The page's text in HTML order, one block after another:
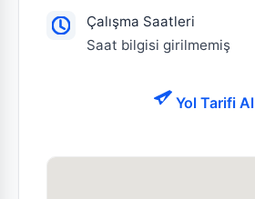
Çalışma Saatleri
Saat bilgisi girilmemiş
Yol Tarifi Al